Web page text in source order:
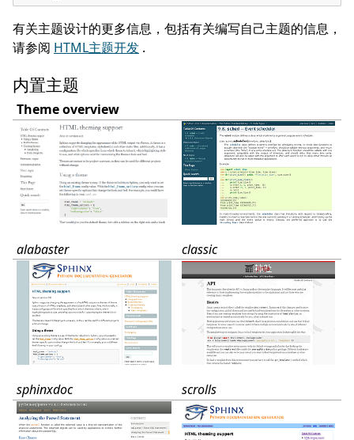
有关主题设计的更多信息，包括有关编写自己主题的信息，
请参阅 HTML主题开发 .
内置主题
Theme overview
alabaster classic
sphinxdoc scrolls